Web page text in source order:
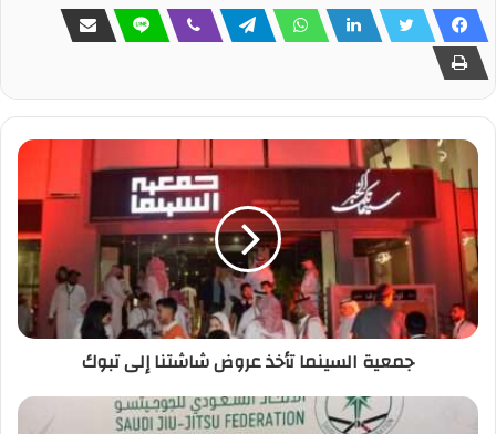
جمعية السينما تأخذ عروض شاشتنا إلى تبوك